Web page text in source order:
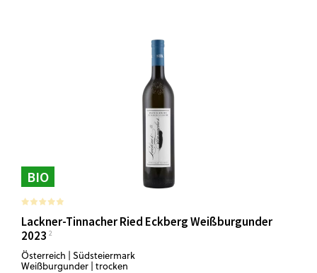
BIO
Lackner-Tinnacher Ried Eckberg Weißburgunder
2023
Österreich | Südsteiermark
Weißburgunder | trocken